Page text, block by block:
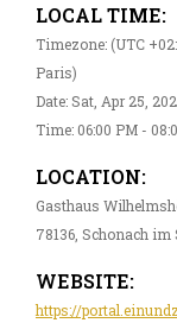
LOCAL TIME:
Timezone: (UTC
Paris)
Date: Sat, Apr 25,
Time: 06:00 PM -
LOCATION:
Gasthaus
78136, Schonach
WEBSITE:
https://